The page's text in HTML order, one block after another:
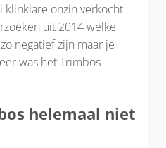
klinklare onzin verkocht
uit 2014 welke
negatief zijn maar je
was het Trimbos
helemaal niet